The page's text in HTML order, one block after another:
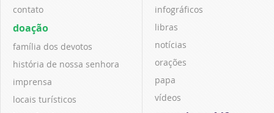
contato
doação
família dos devotos
história de nossa senhora
imprensa
locais turísticos
infográficos
libras
notícias
orações
papa
vídeos